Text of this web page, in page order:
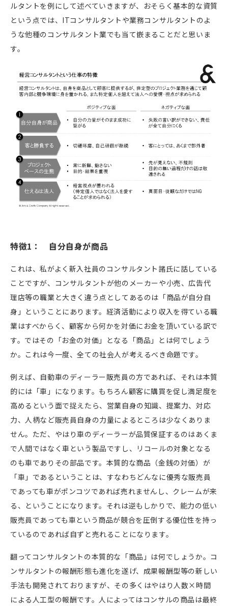
ルタントを例にして述べていきますが、おそらく基本的な資質
という点では、 ITコンサルタントや業務コンサルタントのよ
うな他種のコンサルタント業でも当て嵌まることだと思いま
す。
特徴1： 自分自身が商品
これは、私がよく新入社員のコンサルタント諸氏に話している
ことですが、コンサルタントが他のメーカーや小売、広告代
理店等の職業と大きく違う点としてあるのは「商品が自分自
身」ということにあります。経済活動により収入を得ている職
業はすべからく、顧客から何かを対価にお金を頂いている訳で
す。ではその「お金の対価」となる「商品」とは何でしょう
か。これは今一度、全ての社会人が考えるべき命題です。
例えば、自動車のディーラー販売員の方であれば、それは本質
的には「車」になります。もちろん顧客に購買を促し満足度を
高めるという面で捉えたら、営業自身の知識、提案力、対応
力、人柄など販売員自身の力量によるところは少なくありま
せん。ただ、やはり車のディーラーが品質保証するのはあくま
で人間ではなく車という製品ですし、リコールの対象となる
のも車でありその部品です。本質的な商品（金銭の対価）が
「車」であるということは、すなわちどんなに優秀な販売員
であっても車がポンコツであれば売れませんし、クレームが来
る、ということになります。それは逆もしかりで、能力の低い
販売員であっても車という商品が競合を圧倒する優位性を持っ
ているのであれば自ずと売れることになります。
翻ってコンサルタントの本質的な「商品」は何でしょうか。コ
ンサルタントの報酬形態も進化を遂げ、成果報酬型等の新しい
手法も開発されておりますが、その多くはやはり人数×時間
による人工型の報酬です。人によってはコンサルの商品は最終